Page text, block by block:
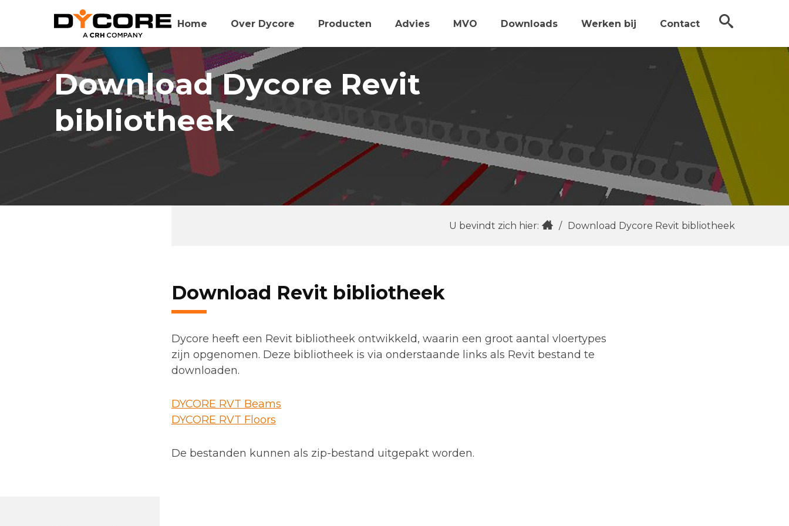
Home Over Dycore Producten Advies MVO Downloads Werken bij Contact
Download Dycore Revit
bibliotheek
U bevindt zich hier: / Download Dycore Revit bibliotheek
Download Revit bibliotheek
Dycore heeft een Revit bibliotheek ontwikkeld, waarin een groot aantal vloertypes
zijn opgenomen. Deze bibliotheek is via onderstaande links als Revit bestand te
downloaden.
DYCORE RVT Beams
DYCORE RVT Floors
De bestanden kunnen als zip-bestand uitgepakt worden.